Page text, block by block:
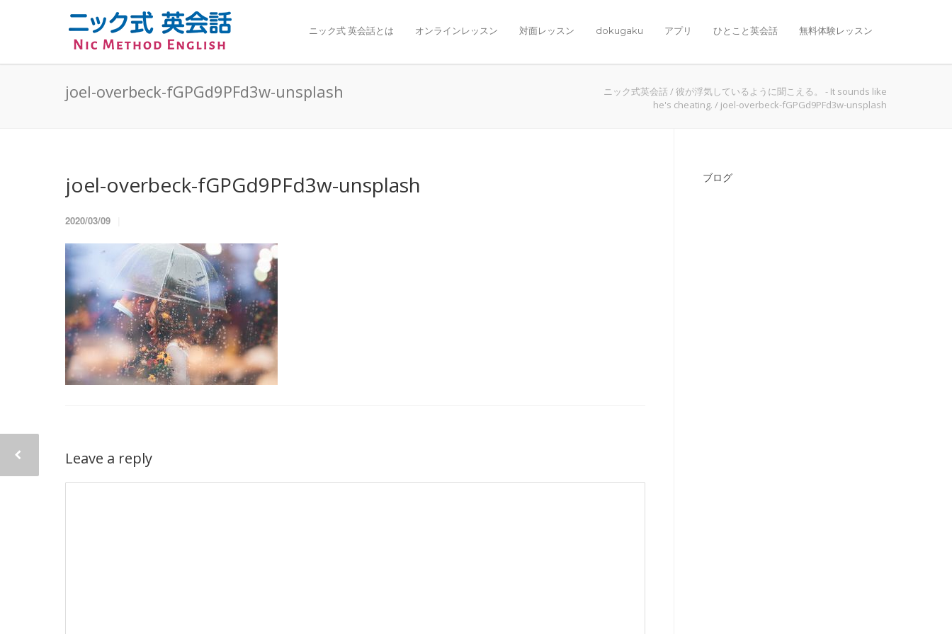
ニック式 英会話とは オンラインレッスン 対面レッスン dokugaku アプリ ひとこと英会話 無料体験レッスン
joel-overbeck-fGPGd9PFd3w-unsplash ニック式英会話 /彼が浮気しているように聞こえる。 - It sounds like
he's cheating. / joel-overbeck-fGPGd9PFd3w-unsplash
joel-overbeck-fGPGd9PFd3w-unsplash
2020/03/09
Leave a reply
ブログ